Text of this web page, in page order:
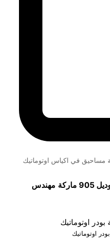
مساحيق في اكياس اوتوماتيك
مهندس
اوتوماتيك